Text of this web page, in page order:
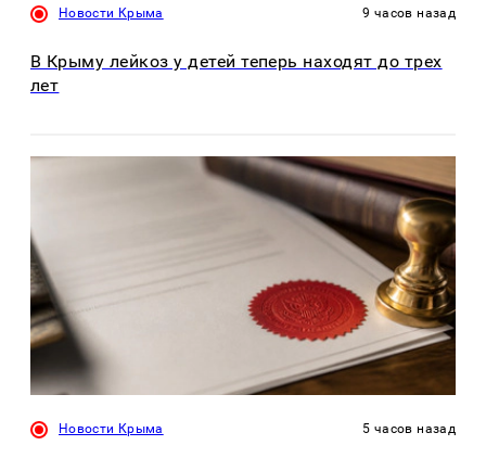
Новости Крыма 9 часов назад
В Крыму лейкоз у детей теперь находят до трех
лет
Новости Крыма 5 часов назад